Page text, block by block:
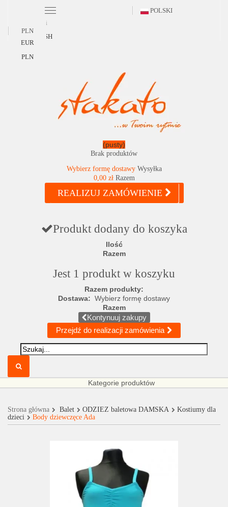
POLSKI
Polski
ENGLISH
PLN
EUR
PLN
(pusty)
Brak produktów
Wybierz formę dostawy Wysyłka
0,00 zł Razem
REALIZUJ ZAMÓWIENIE
Produkt dodany do koszyka
Ilość
Razem
Jest 1 produkt w koszyku
Razem produkty:
Dostawa: Wybierz formę dostawy
Razem
Kontynuuj zakupy
Przejdź do realizacji zamówienia
Kategorie produktów
Strona główna Balet ODZIEŻ baletowa DAMSKA
Kostiumy dla
dzieci
Body dziewczęce Ada